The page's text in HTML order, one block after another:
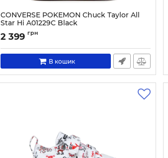
CONVERSE POKEMON Chuck Taylor All
Star Hi A01229C Black
Артикул: 0000300513156-20
2 399 грн
В кошик